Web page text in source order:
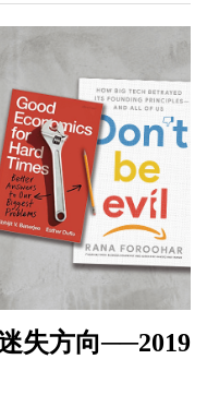
失方向──2019